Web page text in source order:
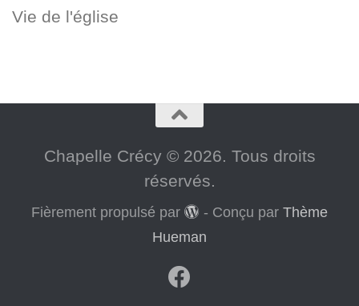
Vie de l'église
Chapelle Crécy © 2026. Tous droits
réservés.
Fièrement propulsé par - Conçu par Thème
Hueman